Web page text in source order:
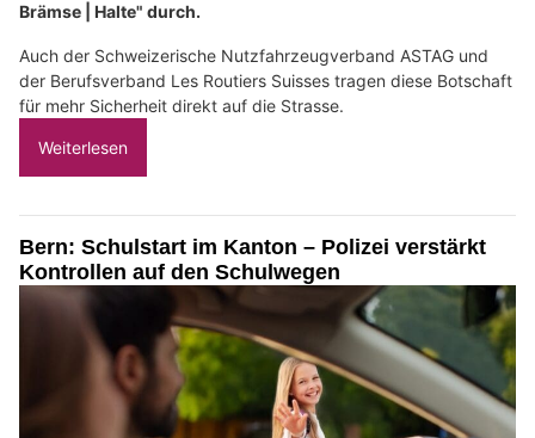
Brämse | Halte" durch.
Auch der Schweizerische Nutzfahrzeugverband ASTAG und
der Berufsverband Les Routiers Suisses tragen diese Botschaft
für mehr Sicherheit direkt auf die Strasse.
Weiterlesen
Bern: Schulstart im Kanton – Polizei verstärkt
Kontrollen auf den Schulwegen